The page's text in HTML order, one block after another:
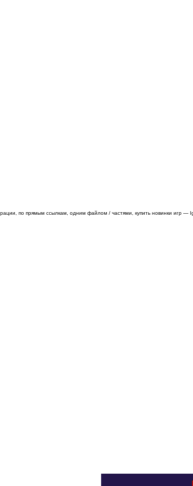
по прямым ссылкам, одним файлом / частями, купить новинки игр —